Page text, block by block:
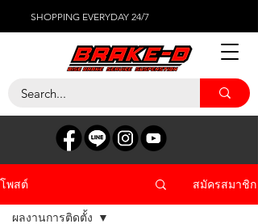
SHOPPING EVERYDAY 24/7
โพสต์ สมัครสมาชิก
ผลงานการติดตั้ง